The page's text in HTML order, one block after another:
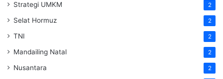
Strategi UMKM 2
Selat Hormuz 2
TNI 2
Mandailing Natal 2
Nusantara 2